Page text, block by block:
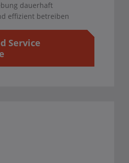
dauerhaft
effizient betreiben
Service